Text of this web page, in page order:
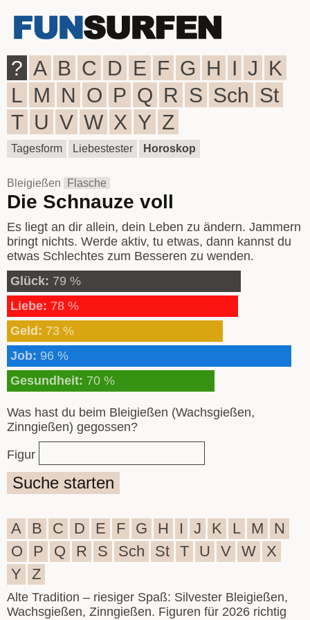
? A B C D E F G H I J K
L M N O P Q R S Sch St
T U V W X Y Z
Tagesform Liebestester Horoskop
Bleigießen Flasche
Die Schnauze voll
Es liegt an dir allein, dein Leben zu ändern. Jammern
bringt nichts. Werde aktiv, tu etwas, dann kannst du
etwas Schlechtes zum Besseren zu wenden.
Glück: 79 %
Liebe: 78 %
Geld: 73 %
Job: 96 %
Gesundheit: 70 %
Was hast du beim Bleigießen (Wachsgießen,
Zinngießen) gegossen?
Figur
Suche starten
A B C D E F G H I J K L M
N
O
P Q R S Sch St T U V W X
Y
Z
Alte Tradition – riesiger Spaß: Silvester Bleigießen,
Wachsgießen, Zinngießen. Figuren für 2026 richtig